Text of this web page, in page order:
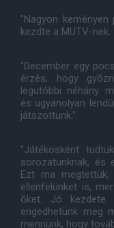
"Nagyon
kezdte a MUTV-nek.
"December egy
érzés, hogy
legutóbbi néhány
és ugyanolyan
játszottunk."
"Játékosként
sorozatunknak, és
Ezt ma
ellenfelünket is,
õket. Jó
engedhetünk meg
mennünk, hogy